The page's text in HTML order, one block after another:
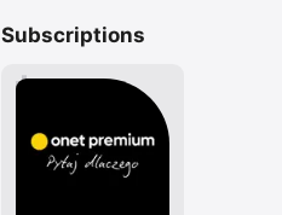
Subscriptions